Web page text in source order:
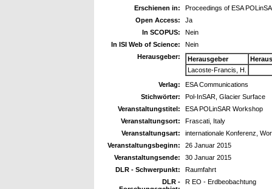
Erschienen in:
Proceedings of ESA
Open Access:
Ja
In SCOPUS:
Nein
In ISI Web of Science:
Nein
Herausgeber:
Herausgeber
Lacoste-Francis, H.
Verlag:
ESA Communications
Stichwörter:
Pol-InSAR, Glacier Surface
Veranstaltungstitel:
ESA POLinSAR Workshop
Veranstaltungsort:
Frascati, Italy
Veranstaltungsart:
internationale Konferenz,
Veranstaltungsbeginn:
26 Januar 2015
Veranstaltungsende:
30 Januar 2015
DLR - Schwerpunkt:
Raumfahrt
DLR -
R EO - Erdbeobachtung